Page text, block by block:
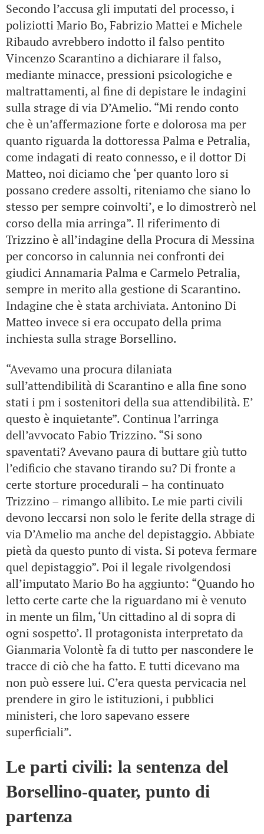
Secondo l’accusa gli imputati del processo, i
poliziotti Mario Bo, Fabrizio Mattei e Michele
Ribaudo avrebbero indotto il falso pentito
Vincenzo Scarantino a dichiarare il falso,
mediante minacce, pressioni psicologiche e
maltrattamenti, al fine di depistare le indagini
sulla strage di via D’Amelio. “Mi rendo conto
che è un’affermazione forte e dolorosa ma per
quanto riguarda la dottoressa Palma e Petralia,
come indagati di reato connesso, e il dottor Di
Matteo, noi diciamo che ‘per quanto loro si
possano credere assolti, riteniamo che siano lo
stesso per sempre coinvolti’, e lo dimostrerò nel
corso della mia arringa”. Il riferimento di
Trizzino è all’indagine della Procura di Messina
per concorso in calunnia nei confronti dei
giudici Annamaria Palma e Carmelo Petralia,
sempre in merito alla gestione di Scarantino.
Indagine che è stata archiviata. Antonino Di
Matteo invece si era occupato della prima
inchiesta sulla strage Borsellino.
“Avevamo una procura dilaniata
sull’attendibilità di Scarantino e alla fine sono
stati i pm i sostenitori della sua attendibilità. E’
questo è inquietante”. Continua l’arringa
dell’avvocato Fabio Trizzino. “Si sono
spaventati? Avevano paura di buttare giù tutto
l’edificio che stavano tirando su? Di fronte a
certe storture procedurali – ha continuato
Trizzino – rimango allibito. Le mie parti civili
devono leccarsi non solo le ferite della strage di
via D’Amelio ma anche del depistaggio. Abbiate
pietà da questo punto di vista. Si poteva fermare
quel depistaggio”. Poi il legale rivolgendosi
all’imputato Mario Bo ha aggiunto: “Quando ho
letto certe carte che la riguardano mi è venuto
in mente un film, ‘Un cittadino al di sopra di
ogni sospetto’. Il protagonista interpretato da
Gianmaria Volontè fa di tutto per nascondere le
tracce di ciò che ha fatto. E tutti dicevano ma
non può essere lui. C’era questa pervicacia nel
prendere in giro le istituzioni, i pubblici
ministeri, che loro sapevano essere
superficiali”.
Le parti civili: la sentenza del
Borsellino-quater, punto di
partenza